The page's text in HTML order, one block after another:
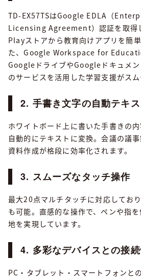
TD-EX57TSはGoogle EDLA（
Licensing Agreement）認証を取得
Playストアから教育向けアプリを簡
た、Google Workspace for
GoogleドライブやGoogleドキュメ
のサービスを活用した学習支援がスム
2. 手書き文字の自動テキス
ホワイトボード上に書いた手書きの
自動的にテキストに変換。会議の議
資料作成が格段に効率化されます。
3. スムーズなタッチ操作
最大20点マルチタッチに対応してお
も可能。直感的な操作で、ペンや指
地を実現しています。
4. 多彩なデバイスとの接
PC・タブレット・スマートフォンと